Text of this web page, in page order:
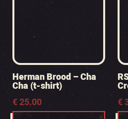
Herman Brood – Cha
Cha (t-shirt)
€25.00 €